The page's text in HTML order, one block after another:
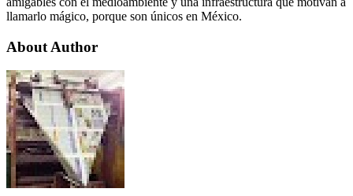
llamarlo mágico, porque son únicos en México.
About Author